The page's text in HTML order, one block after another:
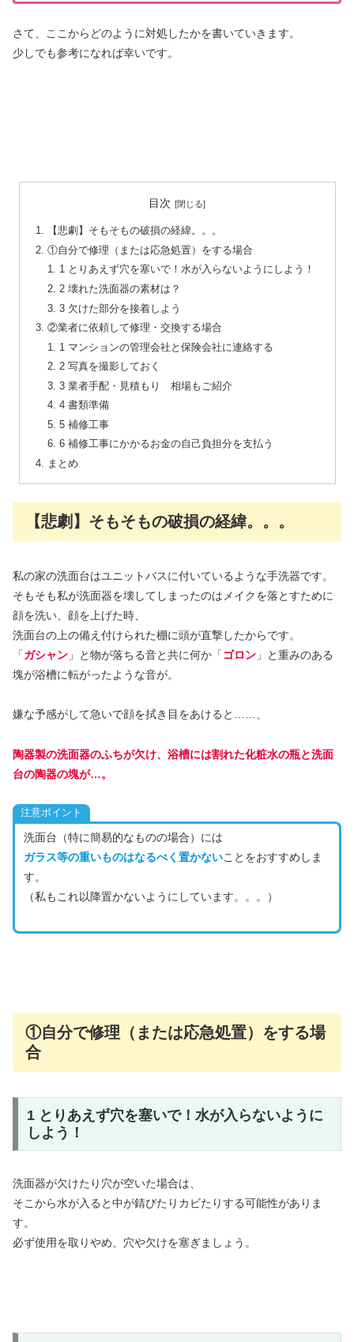
さて、ここからどのように対処したかを書いていきます。
少しでも参考になれば幸いです。
目次
【悲劇】そもそもの破損の経緯。。。
①自分で修理（または応急処置）をする場合
1 とりあえず穴を塞いで！水が入らないようにしよう！
2 壊れた洗面器の素材は？
3 欠けた部分を接着しよう
②業者に依頼して修理・交換する場合
1 マンションの管理会社と保険会社に連絡する
2 写真を撮影しておく
3 業者手配・見積もり 相場もご紹介
4 書類準備
5 補修工事
6 補修工事にかかるお金の自己負担分を支払う
まとめ
【悲劇】そもそもの破損の経緯。。。
私の家の洗面台はユニットバスに付いているような手洗器です。
そもそも私が洗面器を壊してしまったのはメイクを落とすために
顔を洗い、顔を上げた時、
洗面台の上の備え付けられた棚に頭が直撃したからです。
「ガシャン 」と物が落ちる音と共に何か「ゴロン 」と重みのある
塊が浴槽に転がったような音が。
嫌な予感がして急いで顔を拭き目をあけると……、
陶器製の洗面器のふちが欠け、浴槽には割れた化粧水の瓶と洗面
台の陶器の塊が…。
注意ポイント
洗面台（特に簡易的なものの場合）には
ガラス等の重いものはなるべく置かないことをおすすめしま
す。
（私もこれ以降置かないようにしています。。。）
①自分で修理（または応急処置）をする場
合
1 とりあえず穴を塞いで！水が入らないように
しよう！
洗面器が欠けたり穴が空いた場合は、
そこから水が入ると中が錆びたりカビたりする可能性がありま
す。
必ず使用を取りやめ、穴や欠けを塞ぎましょう。